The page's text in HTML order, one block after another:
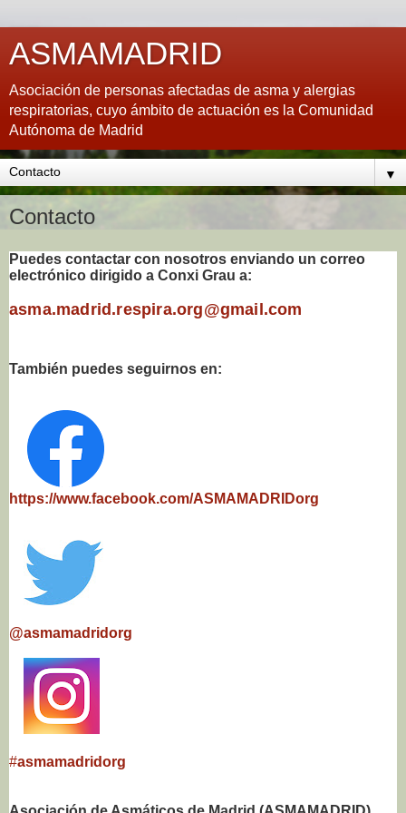
ASMAMADRID
Asociación de personas afectadas de asma y alergias
respiratorias, cuyo ámbito de actuación es la Comunidad
Autónoma de Madrid
▼
Contacto
Puedes contactar con nosotros enviando un correo
electrónico dirigido a Conxi Grau a:
asma.madrid.respira.org@gmail.com
También puedes seguirnos en:
https://www.facebook.com/ASMAMADRIDorg
@asmamadridorg
#asmamadridorg